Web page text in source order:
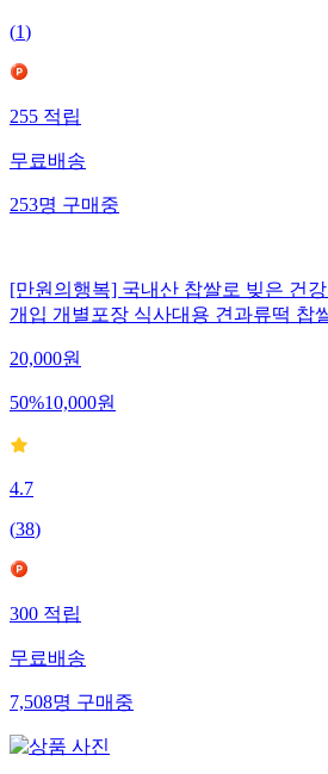
(1)
255적립
무료배송
253명구매중
[만원의행복] 국내산 찹쌀로 빚은 건
개입 개별포장 식사대용 견과류떡 찹
20,000원
50%10,000원
4.7
(38)
300적립
무료배송
7,508명구매중